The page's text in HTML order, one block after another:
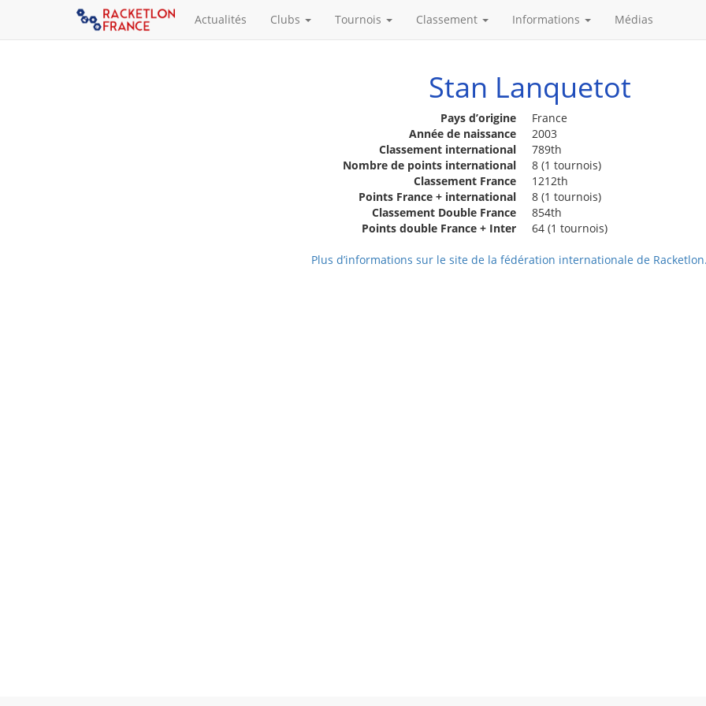
Actualités Clubs Tournois Classement Informations Médias
Stan Lanquetot
Pays d’origine
France
Année de naissance
2003
Classement international
789th
Nombre de points international
8 (1 tournois)
Classement France
1212th
Points France + international
8 (1 tournois)
Classement Double France
854th
Points double France + Inter
64 (1 tournois)
Plus d’informations sur le site de la fédération internationale de